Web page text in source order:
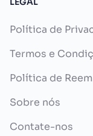
Política de
Termos e
Política de
Sobre nós
Contate-nos